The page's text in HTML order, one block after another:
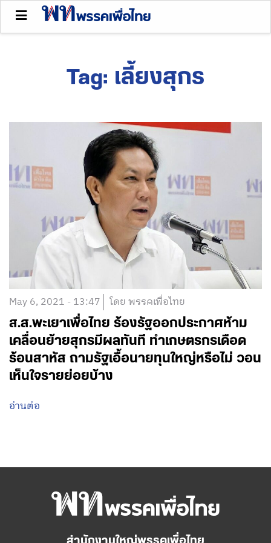
Tag: เลี้ยงสุกร
May 6, 2021 - 13:47 โดย พรรคเพื่อไทย
ส.ส.พะเยาเพื่อไทย ร้องรัฐออกประกาศห้าม
เคลื่อนย้ายสุกรมีผลทันที ทำเกษตรกรเดือด
ร้อนสาหัส ถามรัฐเอื้อนายทุนใหญ่หรือไม่ วอน
เห็นใจรายย่อยบ้าง
อ่านต่อ